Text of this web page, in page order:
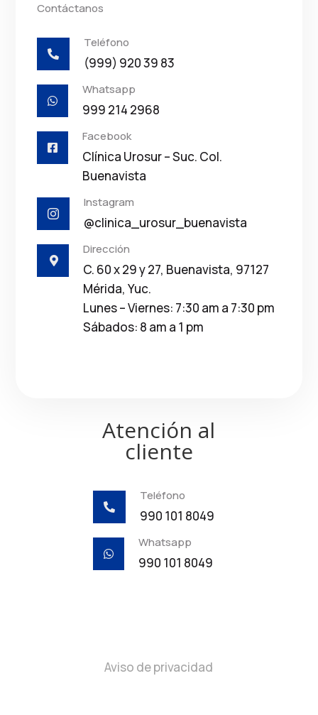
Contáctanos

Teléfono
(999) 920 39 83

Whatsapp
999 214 2968

Facebook
Clínica Urosur – Suc. Col.
Buenavista

Instagram
@clinica_urosur_buenavista

Dirección
C. 60 x 29 y 27, Buenavista, 97127
Mérida, Yuc.
Lunes – Viernes: 7:30 am a 7:30 pm
Sábados: 8 am a 1 pm
Atención al
cliente

Teléfono
990 101 8049

Whatsapp
990 101 8049
Aviso de privacidad